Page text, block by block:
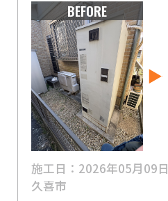
BEFORE
施工日：2026年05月09日
久喜市